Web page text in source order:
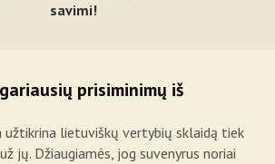
savimi!
prisiminimų iš
užtikrina lietuviškų vertybių sklaidą tiek
jų. Džiaugiamės, jog suvenyrus noriai